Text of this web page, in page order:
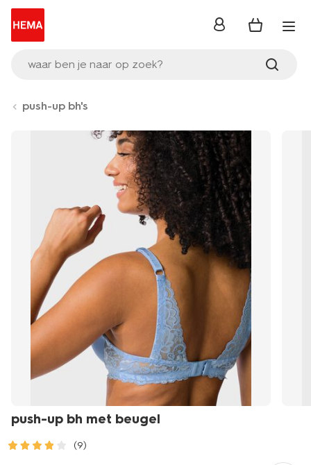
waar ben je naar op zoek?
inloggen
push-up bh's
push-up bh met beugel
(9)